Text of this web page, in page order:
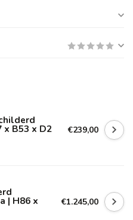
x B53 x D2 €239,00
| H86 x €1.245,00